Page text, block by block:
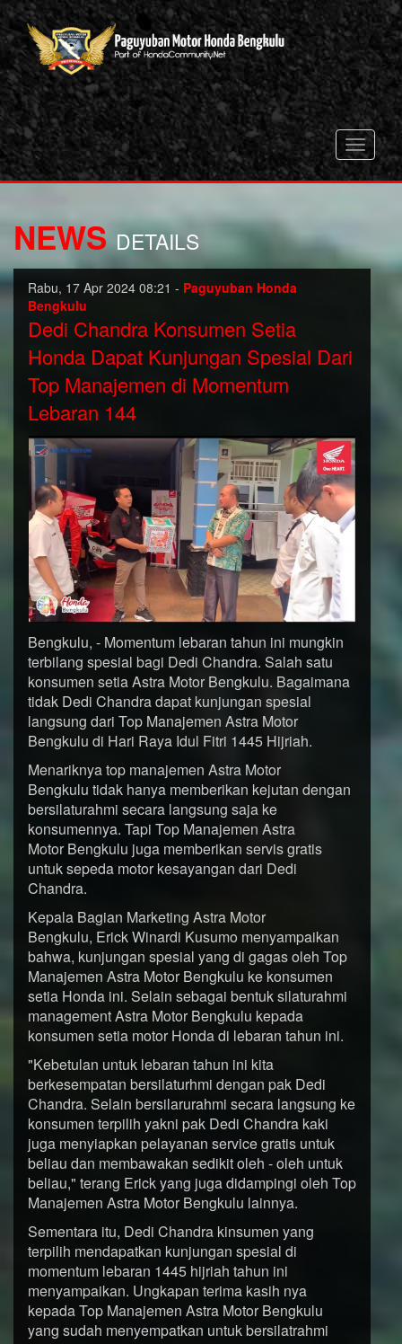
Toggle
NEWS DETAILS
Rabu, 17 Apr 2024 08:21 - Paguyuban Honda
Bengkulu
Dedi Chandra Konsumen Setia
Honda Dapat Kunjungan Spesial Dari
Top Manajemen di Momentum
Lebaran 144
Bengkulu, - Momentum lebaran tahun ini mungkin
terbilang spesial bagi Dedi Chandra. Salah satu
konsumen setia Astra Motor Bengkulu. Bagaimana
tidak Dedi Chandra dapat kunjungan spesial
langsung dari Top Manajemen Astra Motor
Bengkulu di Hari Raya Idul Fitri 1445 Hijriah.
Menariknya top manajemen Astra Motor
Bengkulu tidak hanya memberikan kejutan dengan
bersilaturahmi secara langsung saja ke
konsumennya. Tapi Top Manajemen Astra
Motor Bengkulu juga memberikan servis gratis
untuk sepeda motor kesayangan dari Dedi
Chandra.
Kepala Bagian Marketing Astra Motor
Bengkulu, Erick Winardi Kusumo menyampaikan
bahwa, kunjungan spesial yang di gagas oleh Top
Manajemen Astra Motor Bengkulu ke konsumen
setia Honda ini. Selain sebagai bentuk silaturahmi
management Astra Motor Bengkulu kepada
konsumen setia motor Honda di lebaran tahun ini.
"Kebetulan untuk lebaran tahun ini kita
berkesempatan bersilaturhmi dengan pak Dedi
Chandra. Selain bersilarurahmi secara langsung ke
konsumen terpilih yakni pak Dedi Chandra kaki
juga menyiapkan pelayanan service gratis untuk
beliau dan membawakan sedikit oleh - oleh untuk
beliau," terang Erick yang juga didampingi oleh Top
Manajemen Astra Motor Bengkulu lainnya.
Sementara itu, Dedi Chandra kinsumen yang
terpilih mendapatkan kunjungan spesial di
momentum lebaran 1445 hijriah tahun ini
menyampaikan. Ungkapan terima kasih nya
kepada Top Manajemen Astra Motor Bengkulu
yang sudah menyempatkan untuk bersilatrahmi